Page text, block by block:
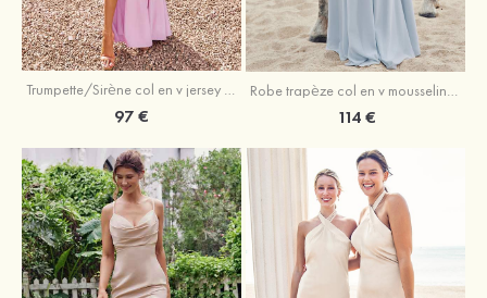
Trumpette/Sirène col en v jersey ras du sol robe de demoiselle d'honneur
97 € 114 €